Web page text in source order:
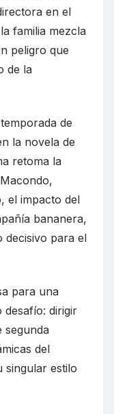
en el
familia mezcla
peligro que
de la
de
la novela de
retoma la
el impacto del
bananera,
decisivo para el
para una
dirigir
segunda
del
singular estilo